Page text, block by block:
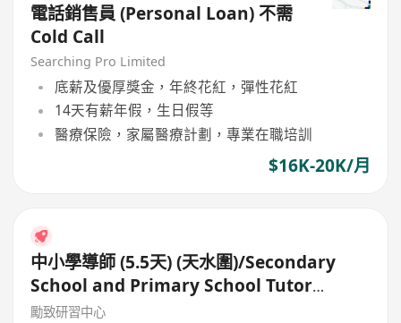
電話銷售員 (Personal Loan) 不需
Cold Call
Searching Pro Limited
底薪及優厚獎金，年終花紅，彈性花紅
14天有薪年假，生日假等
醫療保險，家屬醫療計劃，專業在職培訓
$16K-20K/月
中小學導師 (5.5天) (天水圍)/Secondary
School and Primary School Tutor
(5.5days)
勵致研習中心